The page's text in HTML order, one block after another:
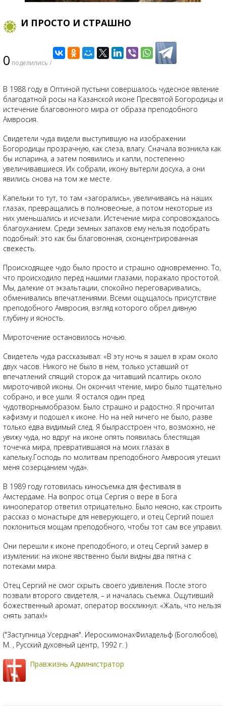
И ПРОСТО И СТРАШНО
0 поделились /
В 1988 году в Оптиной пустыни совершалось чудесное явление
благодатной росы на Казанской иконе Пресвятой Богородицы и
истечение благовонного мира от образа преподобного
Амвросия.
Свидетели чуда видели выступившую на изображении
Богородицы прозрачную, как слеза, влагу. Сначала возникла как
бы испарина, а затем появились и капли, постепенно
увеличивавшиеся. Их собрали, икону вытерли досуха, а они
явились снова на том же месте.
Капельки то тут, то там «загорались», увеличиваясь на наших
глазах, превращались в полновесные, а потом некоторые из
них уменьшались и исчезали. Истечение мира сопровождалось
благоуханием. Среди земных запахов ему нельзя подобрать
подобный: это как бы благовонная, сконцентрированная
свежесть.
Происходящее чудо было просто и страшно одновременно. То,
что происходило перед нашими глазами, поражало простотой.
Мы, далекие от экзальтации, спокойно переговаривались,
обменивались впечатлениями. Всеми ощущалось присутствие
преподобного Амвросия, взгляд которого обрел дивную
глубину и ясность.
Мироточение остановилось ночью.
Свидетель чуда рассказывал: «В эту ночь я зашел в храм около
двух часов. Никого не было в нем, только уставший от
впечатлений спящий сторож да читавший псалтирь около
мироточивой иконы. Он окончил чтение, миро было тщательно
собрано, и все ушли. Я остался один пред
чудотворнымобразом. Было страшно и радостно. Я прочитал
кафизму и подошел к иконе. Но на ней ничего не было, разве
только едва видимый след. Я былрасстроен что, возможно, не
увижу чуда, но вдруг на иконе опять появилась блестящая
точечка мира, превратившаяся на моих глазах в
капельку.Господь по молитвам преподобного Амвросия утешил
меня созерцанием чуда».
В 1989 году готовилась киносъемка для фестиваля в
Амстердаме. На вопрос отца Сергия о вере в Бога
кинооператор ответил отрицательно. Было неясно, как строить
рассказ о монастыре для неверующего, и отец Сергий пошел
поклониться мощам преподобного, чтобы тот сам все управил.
Они перешли к иконе преподобного, и отец Сергий замер в
изумлении: на иконе явственно были видны два пятна с
потеками мира.
Отец Сергий не смог скрыть своего удивления. После этого
позвали второго свидетеля, – и началась съемка. Ощутивший
божественный аромат, оператор воскликнул: «Жаль, что нельзя
снять запах!»
("Заступница Усердная". ИеросхимонахФиладельф (Боголюбов),
М. , Русский духовный центр, 1992 г. )
Правжизнь Администратор